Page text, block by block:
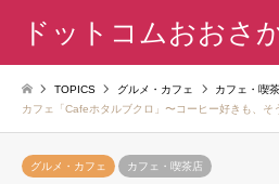
ドットコムおおさ
TOPICS グルメ・カフェ カフェ・喫
カフェ「Cafeホタルブクロ」〜コーヒー好きも、そ
グルメ・カフェ カフェ・喫茶店